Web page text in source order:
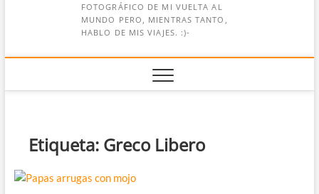
FOTOGRÁFICO DE MI VUELTA AL
MUNDO PERO, MIENTRAS TANTO,
HABLO DE MIS VIAJES. :)-
Etiqueta: Greco Libero